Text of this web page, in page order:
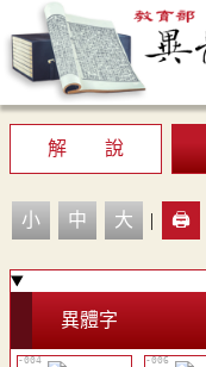
最新消息
顯示模式
解 說
小 中 大 | 🖨️
異體字